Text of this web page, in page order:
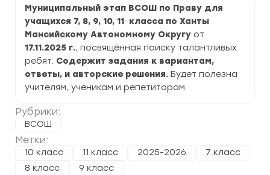
Муниципальный этап ВСОШ по Праву для
учащихся 7, 8, 9, 10, 11 класса по Ханты
Мансийскому Автономному Округу от
17.11.2025 г., посвящённая поиску талантливых
ребят. Содержит задания к вариантам,
ответы, и авторские решения. Будет полезна
учителям, ученикам и репетиторам.
Рубрики:
ВСОШ
Метки:
10 класс 11 класс 2025-2026
7 класс
8 класс
9 класс
г.
по
ХМАО